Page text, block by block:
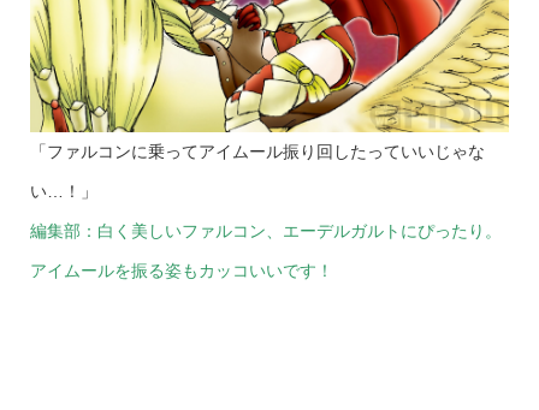
「ファルコンに乗ってアイムール振り回したっていいじゃな
い…！」
編集部：白く美しいファルコン、エーデルガルトにぴったり。
アイムールを振る姿もカッコいいです！